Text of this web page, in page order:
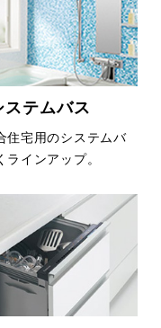
ステムバス
住宅用のシステムバ
ラインアップ。